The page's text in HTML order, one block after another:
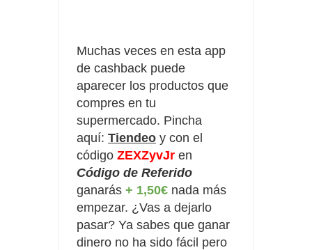
Muchas veces en esta app
de cashback puede
aparecer los productos que
compres en tu
supermercado. Pincha
aquí: Tiendeo y con el
código ZEXZyvJr
Código de Referido
ganarás + 1,50€ nada más
empezar. ¿Vas a dejarlo
pasar? Ya sabes que ganar
dinero no ha sido fácil pero